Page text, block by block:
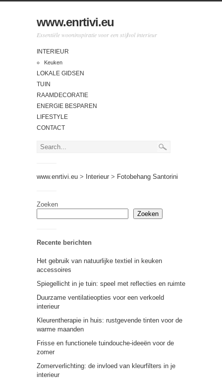
www.enrtivi.eu
Essentiële wooninspiratie voor een stijlvol interieur
INTERIEUR
Keuken
LOKALE GIDSEN
TUIN
RAAMDECORATIE
ENERGIE BESPAREN
LIFESTYLE
CONTACT
www.enrtivi.eu > Interieur > Fotobehang Santorini
Zoeken
Zoeken
Recente berichten
Het gebruik van natuurlijke textiel in keuken
accessoires
Spiegellicht in je tuin: speel met reflecties en ruimte
Duurzame ventilatieopties voor een verkoeld
interieur
Kleurentherapie in huis: rustgevende tinten voor de
warme maanden
Frisse en functionele tuindouche-ideeën voor de
zomer
Zomerverlichting: de invloed van kleurfilters in je
interieur